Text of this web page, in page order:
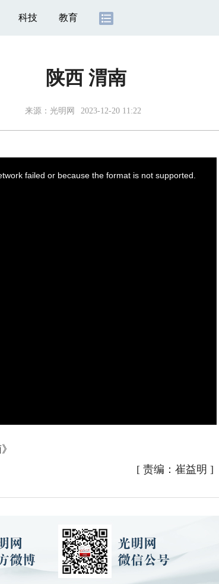
科技 教育
陕西 渭南
来源： 光明网 2023-12-20 11:22
failed or because the format is not supported.
[ 责编：崔益明 ]